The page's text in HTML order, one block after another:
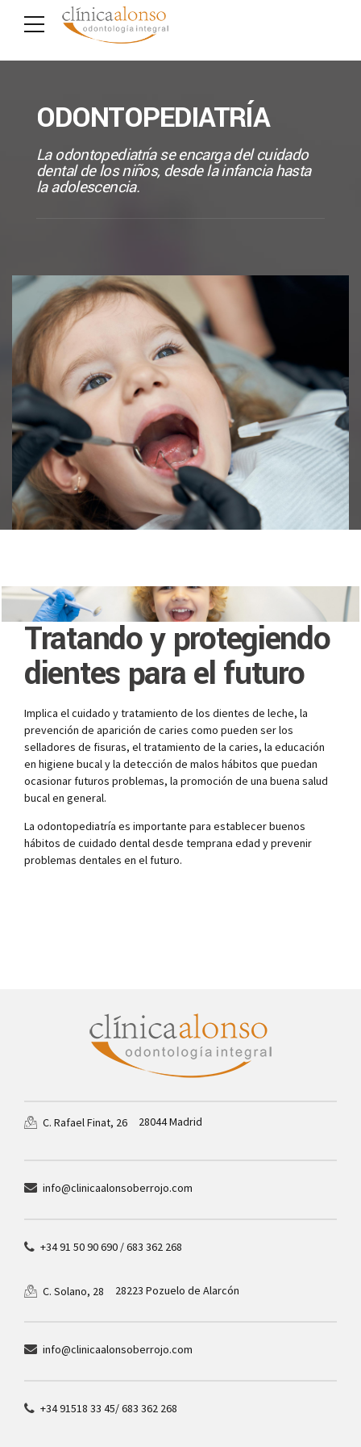
ODONTOPEDIATRÍA
La odontopediatría se encarga del cuidado
dental de los niños, desde la infancia hasta
la adolescencia.
Tratando y protegiendo
dientes para el futuro
Implica el cuidado y tratamiento de los dientes de leche, la
prevención de aparición de caries como pueden ser los
selladores de fisuras, el tratamiento de la caries, la educación
en higiene bucal y la detección de malos hábitos que puedan
ocasionar futuros problemas, la promoción de una buena salud
bucal en general.
La odontopediatría es importante para establecer buenos
hábitos de cuidado dental desde temprana edad y prevenir
problemas dentales en el futuro.
C. Rafael Finat, 26 28044 Madrid
info@clinicaalonsoberrojo.com
+34 91 50 90 690 / 683 362 268
C. Solano, 28 28223 Pozuelo de Alarcón
info@clinicaalonsoberrojo.com
+34 91518 33 45/ 683 362 268